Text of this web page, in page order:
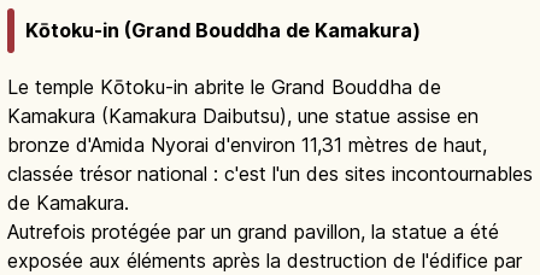
Kōtoku-in (Grand Bouddha de Kamakura)
Le temple Kōtoku-in abrite le Grand Bouddha de
Kamakura (Kamakura Daibutsu), une statue assise en
bronze d'Amida Nyorai d'environ 11,31 mètres de haut,
classée trésor national : c'est l'un des sites incontournables
de Kamakura.
Autrefois protégée par un grand pavillon, la statue a été
exposée aux éléments après la destruction de l'édifice par